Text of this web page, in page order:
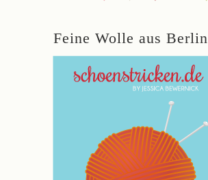
Feine Wolle aus Berlin